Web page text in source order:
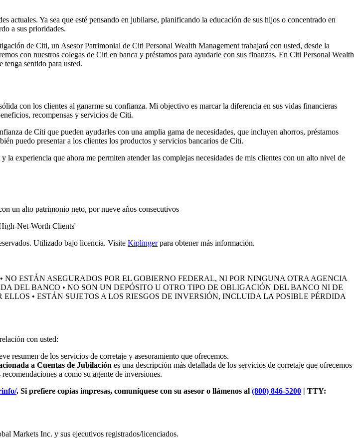
actuales. Ya sea que esté pensando en jubilarse, planificando la educación de sus hijos o concentrado en
a sus prioridades.
de Citi, un Asesor Patrimonial de Citi Personal Wealth Management trabajará con usted, desde la
con nuestros colegas de Citi en banca y préstamos para ayudarle con sus finanzas. En Citi Personal Wealth
tenga sentido para usted.
con los clientes al ganarme su confianza. Mi objectivo es marcar la diferencia en sus vidas financieras
recompensas y servicios de Citi.
de Citi que pueden ayudarles con una amplia gama de necesidades, que incluyen ahorros, préstamos
puedo presentar a los clientes los productos y servicios bancarios de Citi.
experiencia que ahora me permiten atender las complejas necesidades de mis clientes con un alto nivel de
un alto patrimonio neto, por nueve años consecutivos
Utilizado bajo licencia. Visite Kiplingerpara obtener más información.
ESTÁN ASEGURADOS POR EL GOBIERNO FEDERAL, NI POR NINGUNA OTRA AGENCIA
DEL BANCO • NO SON UN DEPÓSITO U OTRO TIPO DE OBLIGACIÓN DEL BANCO NI DE
• ESTÁN SUJETOS A LOS RIESGOS DE INVERSIÓN, INCLUIDA LA POSIBLE PÉRDIDA
con usted:
resumen de los servicios de corretaje y asesoramiento que ofrecemos.
a Cuentas de Jubilación es una descripción más detallada de los servicios de corretaje que ofrecemos
a como su agente de inversiones.
. Si prefiere copias impresas, comuníquese con su asesor o llámenos al (800) 846-5200 | TTY:
Markets Inc. y sus ejecutivos registrados/licenciados.